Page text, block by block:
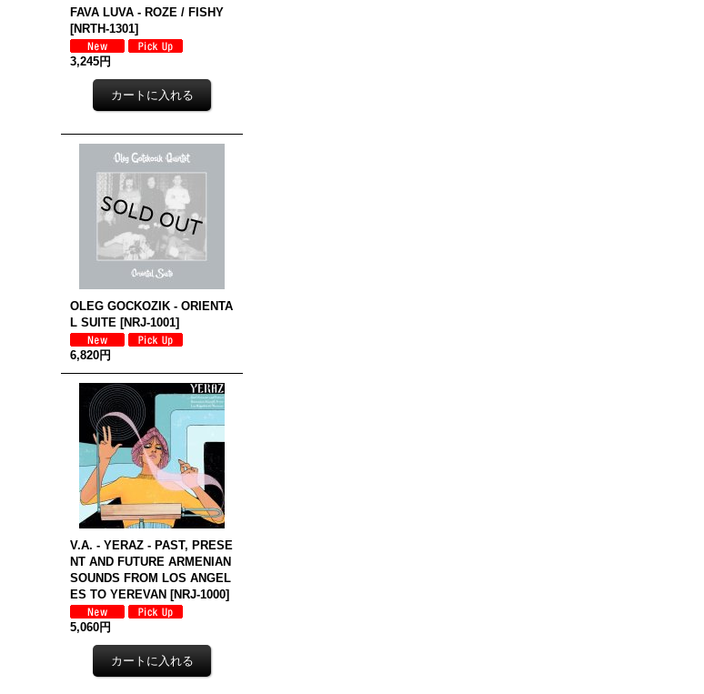
FAVA LUVA - ROZE / FISHY
[NRTH-1301]
3,245円
OLEG GOCKOZIK - ORIENTA
L SUITE [NRJ-1001]
6,820円
V.A. - YERAZ - PAST, PRESE
NT AND FUTURE ARMENIAN
SOUNDS FROM LOS ANGEL
ES TO YEREVAN [NRJ-1000]
5,060円